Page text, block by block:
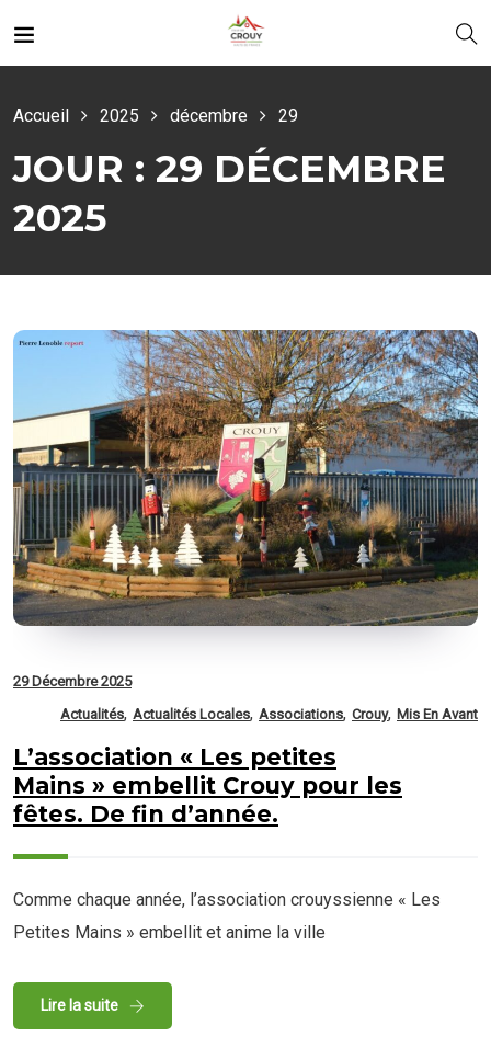
Accueil 2025 décembre 29
JOUR : 29 DÉCEMBRE
2025
29 Décembre 2025
Actualités, Actualités Locales, Associations, Crouy, Mis En Avant
L’association « Les petites
Mains » embellit Crouy pour les
fêtes. De fin d’année.
Comme chaque année, l’association crouyssienne « Les
Petites Mains » embellit et anime la ville
Lire la suite